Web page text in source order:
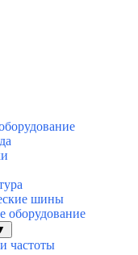
шины
оборудование
частоты